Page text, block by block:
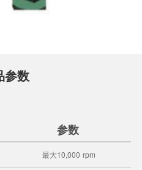
参数
参数
最大10,000 rpm